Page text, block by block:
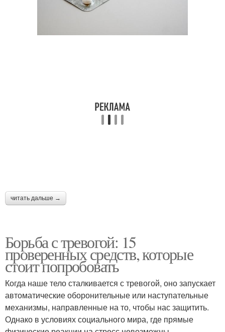
читать дальше →
Борьба с тревогой: 15
проверенных средств, которые
стоит попробовать
Когда наше тело сталкивается с тревогой, оно запускает
автоматические оборонительные или наступательные
механизмы, направленные на то, чтобы нас защитить.
Однако в условиях социального мира, где прямые